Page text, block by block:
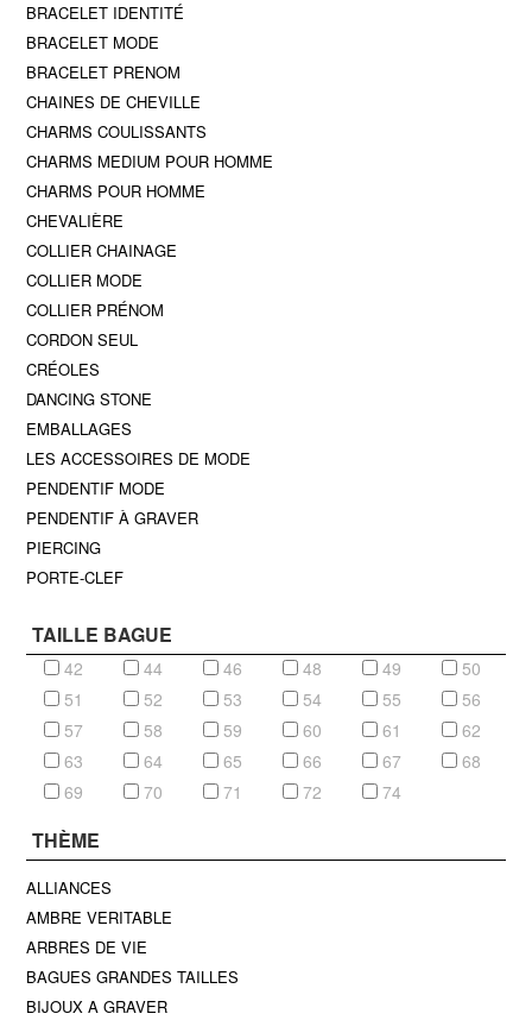
BRACELET IDENTITÉ
BRACELET MODE
BRACELET PRENOM
CHAINES DE CHEVILLE
CHARMS COULISSANTS
CHARMS MEDIUM POUR HOMME
CHARMS POUR HOMME
CHEVALIÈRE
COLLIER CHAINAGE
COLLIER MODE
COLLIER PRÉNOM
CORDON SEUL
CRÉOLES
DANCING STONE
EMBALLAGES
LES ACCESSOIRES DE MODE
PENDENTIF MODE
PENDENTIF À GRAVER
PIERCING
PORTE-CLEF
TAILLE BAGUE
42 44 46 48 49
50
51
52 53 54 55
56
57
58 59 60 61
62
63
64 65 66 67
68
69
70 71 72 74
THÈME
ALLIANCES
AMBRE VERITABLE
ARBRES DE VIE
BAGUES GRANDES TAILLES
BIJOUX A GRAVER